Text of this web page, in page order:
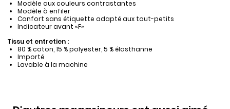
Modèle aux couleurs contrastantes
Modèle à enfiler
Confort sans étiquette adapté aux tout-petits
Indicateur avant «F»
Tissu et entretien :
80 % coton, 15 % polyester, 5 % élasthanne
Importé
Lavable à la machine